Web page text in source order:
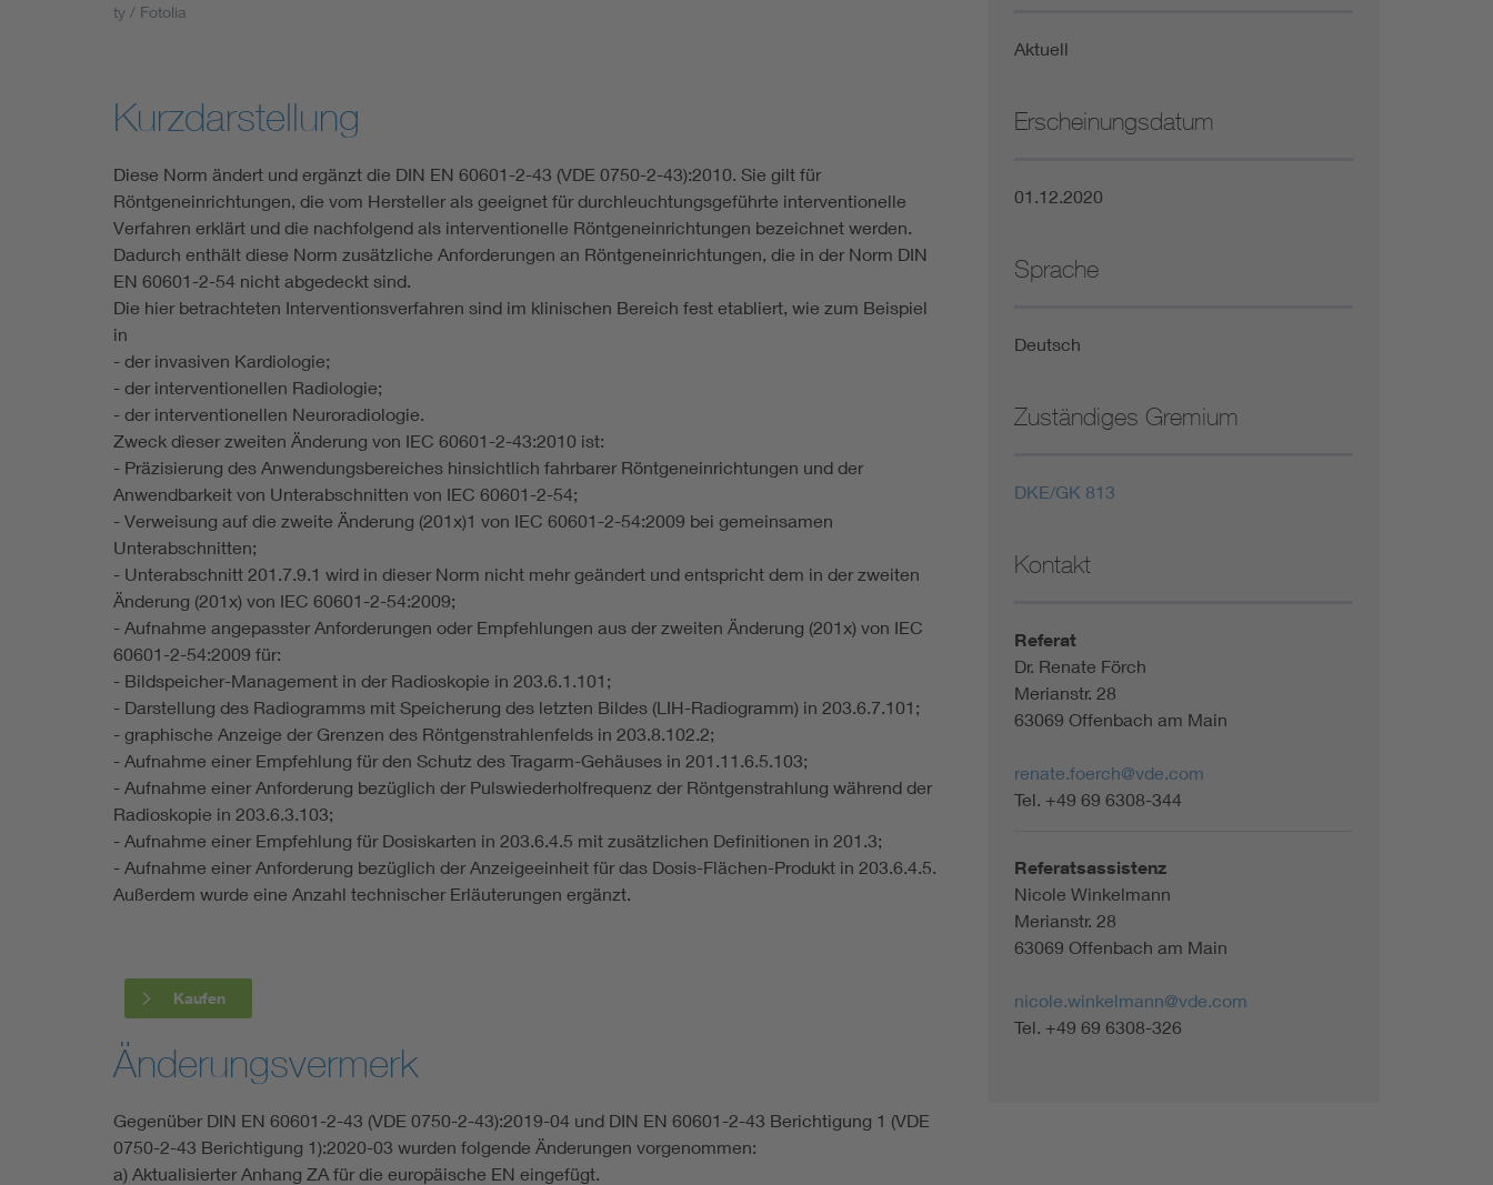
Industry
Smart Cities
ty / Fotolia
Kurzdarstellung
Diese Norm ändert und ergänzt die DIN EN 60601-2-43 (VDE 0750-2-43):2010. Sie gilt für
Röntgeneinrichtungen, die vom Hersteller als geeignet für durchleuchtungsgeführte interventionelle
Verfahren erklärt und die nachfolgend als interventionelle Röntgeneinrichtungen bezeichnet werden.
Dadurch enthält diese Norm zusätzliche Anforderungen an Röntgeneinrichtungen, die in der Norm DIN
EN 60601-2-54 nicht abgedeckt sind.
Die hier betrachteten Interventionsverfahren sind im klinischen Bereich fest etabliert, wie zum Beispiel
in
- der invasiven Kardiologie;
- der interventionellen Radiologie;
- der interventionellen Neuroradiologie.
Zweck dieser zweiten Änderung von IEC 60601-2-43:2010 ist:
- Präzisierung des Anwendungsbereiches hinsichtlich fahrbarer Röntgeneinrichtungen und der
Anwendbarkeit von Unterabschnitten von IEC 60601-2-54;
- Verweisung auf die zweite Änderung (201x)1 von IEC 60601-2-54:2009 bei gemeinsamen
Unterabschnitten;
- Unterabschnitt 201.7.9.1 wird in dieser Norm nicht mehr geändert und entspricht dem in der zweiten
Änderung (201x) von IEC 60601-2-54:2009;
- Aufnahme angepasster Anforderungen oder Empfehlungen aus der zweiten Änderung (201x) von IEC
60601-2-54:2009 für:
- Bildspeicher-Management in der Radioskopie in 203.6.1.101;
- Darstellung des Radiogramms mit Speicherung des letzten Bildes (LIH-Radiogramm) in 203.6.7.101;
- graphische Anzeige der Grenzen des Röntgenstrahlenfelds in 203.8.102.2;
- Aufnahme einer Empfehlung für den Schutz des Tragarm-Gehäuses in 201.11.6.5.103;
- Aufnahme einer Anforderung bezüglich der Pulswiederholfrequenz der Röntgenstrahlung während der
Radioskopie in 203.6.3.103;
- Aufnahme einer Empfehlung für Dosiskarten in 203.6.4.5 mit zusätzlichen Definitionen in 201.3;
- Aufnahme einer Anforderung bezüglich der Anzeigeeinheit für das Dosis-Flächen-Produkt in 203.6.4.5.
Außerdem wurde eine Anzahl technischer Erläuterungen ergänzt.
Kaufen
Änderungsvermerk
Gegenüber DIN EN 60601-2-43 (VDE 0750-2-43):2019-04 und DIN EN 60601-2-43 Berichtigung 1 (VDE
0750-2-43 Berichtigung 1):2020-03 wurden folgende Änderungen vorgenommen:
a) Aktualisierter Anhang ZA für die europäische EN eingefügt.
Aktuell
Erscheinungsdatum
01.12.2020
Sprache
Deutsch
Zuständiges Gremium
DKE/GK 813
Kontakt
Referat
Dr. Renate Förch
Merianstr. 28
63069 Offenbach am Main
renate.foerch@vde.com
Tel. +49 69 6308-344
Referatsassistenz
Nicole Winkelmann
Merianstr. 28
63069 Offenbach am Main
nicole.winkelmann@vde.com
Tel. +49 69 6308-326